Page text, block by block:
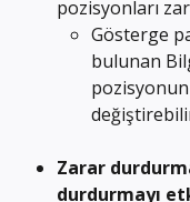
pozisyonları
Gösterge
bulunan
Zarar
durdurmayı